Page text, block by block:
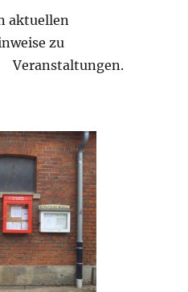
aktuellen
zu
Veranstaltungen.